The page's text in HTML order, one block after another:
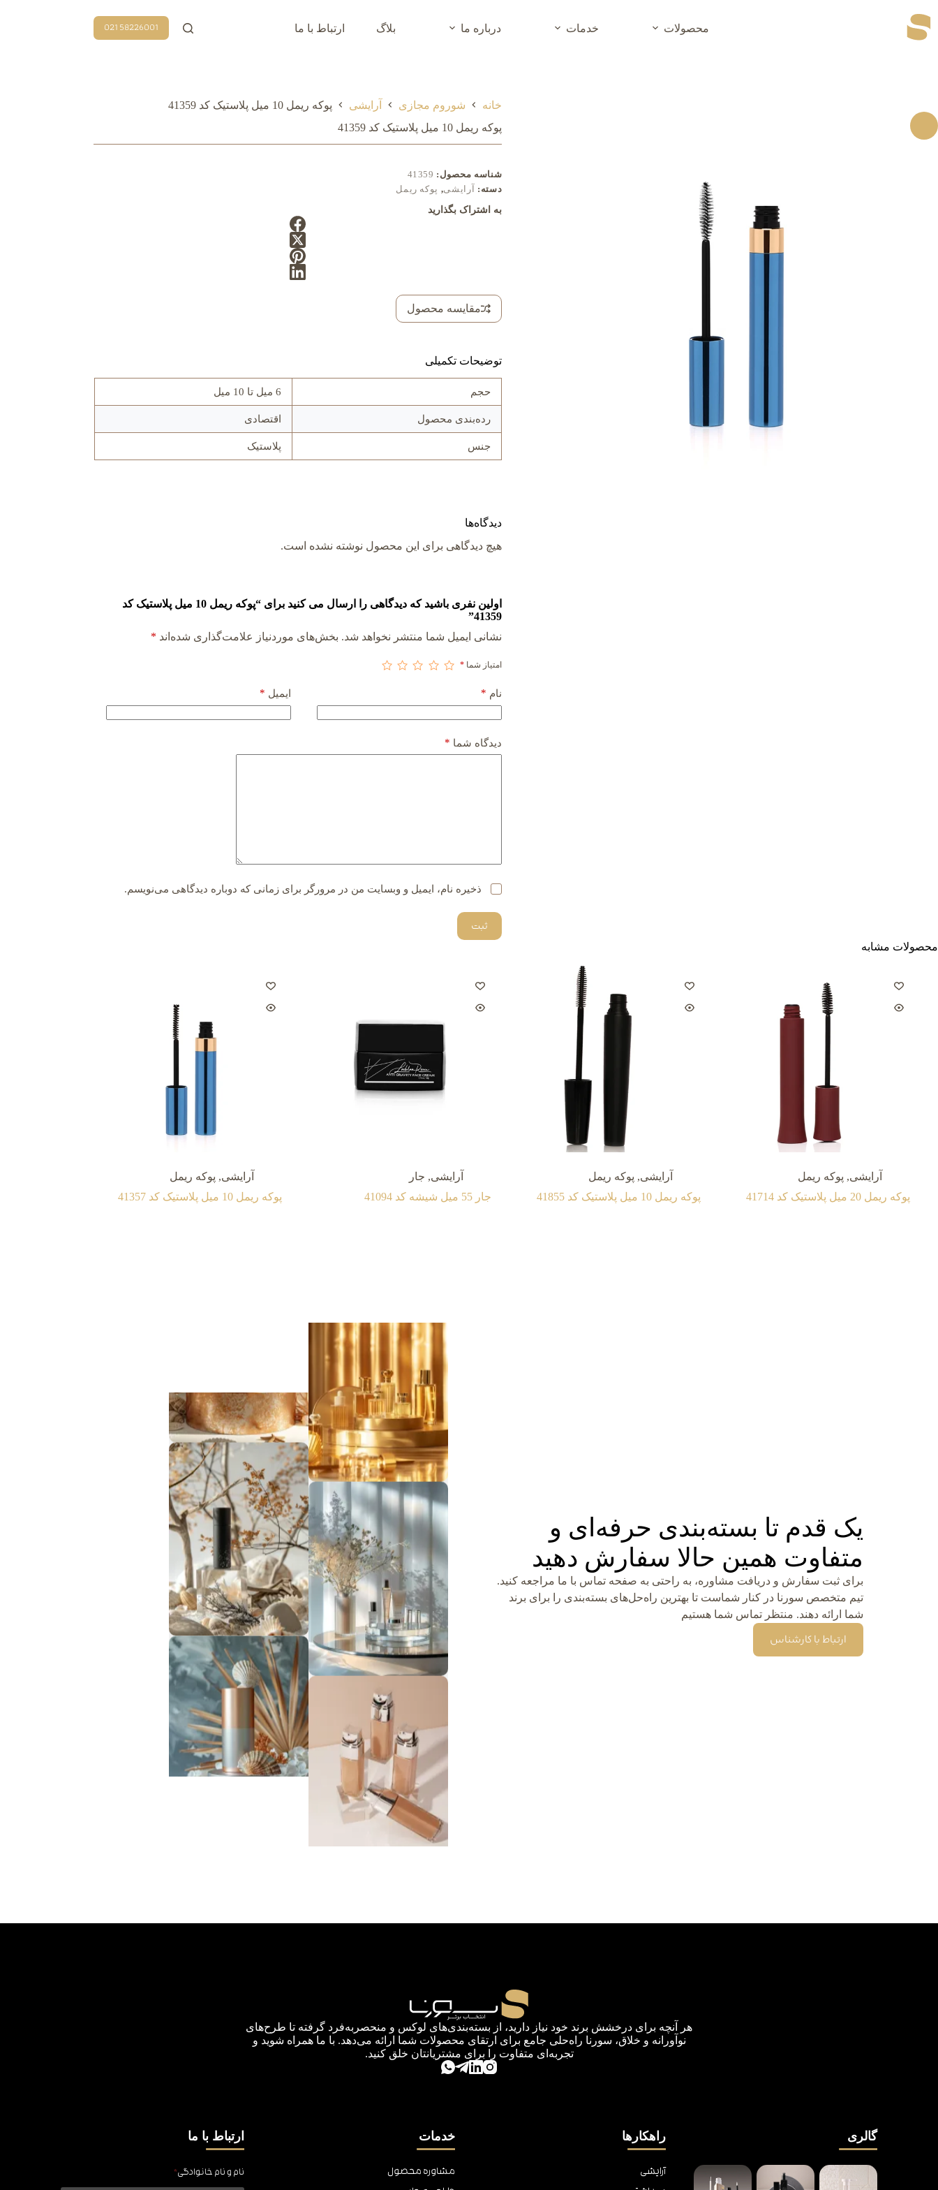
به
محتوا
محصولات خدمات درباره ما بلاگ ارتباط با ما 58226001 021
خانه شوروم مجازی آرایشی
پوکه ریمل 10 میل پلاستیک کد 41359
پوکه ریمل 10 میل پلاستیک کد 41359
شناسه محصول: 41359
دسته:
آرایشی, پوکه ریمل
به اشتراک بگذارید
مقایسه محصول
توضیحات تکمیلی
حجم 6 میل تا 10 میل
رده‌بندی محصول اقتصادی
جنس پلاستیک
دیدگاه‌ها
هیچ دیدگاهی برای این محصول نوشته نشده است.
اولین نفری باشید که دیدگاهی را ارسال می کنید برای “پوکه ریمل 10 میل پلاستیک کد
41359”
نشانی ایمیل شما منتشر نخواهد شد. بخش‌های موردنیاز علامت‌گذاری شده‌اند *
امتیاز شما *
نام * ایمیل *
دیدگاه شما *
ذخیره نام، ایمیل و وبسایت من در مرورگر برای زمانی که دوباره دیدگاهی می‌نویسم.
ثبت
محصولات مشابه
آرایشی, پوکه ریمل
پوکه ریمل 20 میل پلاستیک کد 41714
آرایشی, پوکه ریمل
پوکه ریمل 10 میل پلاستیک کد 41855
آرایشی, جار
جار 55 میل شيشه کد 41094
آرایشی, پوکه ریمل
پوکه ریمل 10 میل پلاستیک کد 41357
یک قدم تا بسته‌بندی حرفه‌ای و
متفاوت همین حالا سفارش دهید
برای ثبت سفارش و دریافت مشاوره، به راحتی به صفحه تماس با ما مراجعه کنید.
تیم متخصص سورنا در کنار شماست تا بهترین راه‌حل‌های بسته‌بندی را برای برند
شما ارائه دهند. منتظر تماس شما هستیم
ارتباط با کارشناس
هر آنچه برای درخشش برند خود نیاز دارید، از بسته‌بندی‌های لوکس و منحصربه‌فرد گرفته تا طرح‌های
نوآورانه و خلاق، سورنا راه‌حلی جامع برای ارتقای محصولات شما ارائه می‌دهد. با ما همراه شوید و
تجربه‌ای متفاوت را برای مشتریانتان خلق کنید.
گالری راهکارها
آرایشی
خدمات
مشاوره محصول
ارتباط با ما
نام و نام خانوادگی*